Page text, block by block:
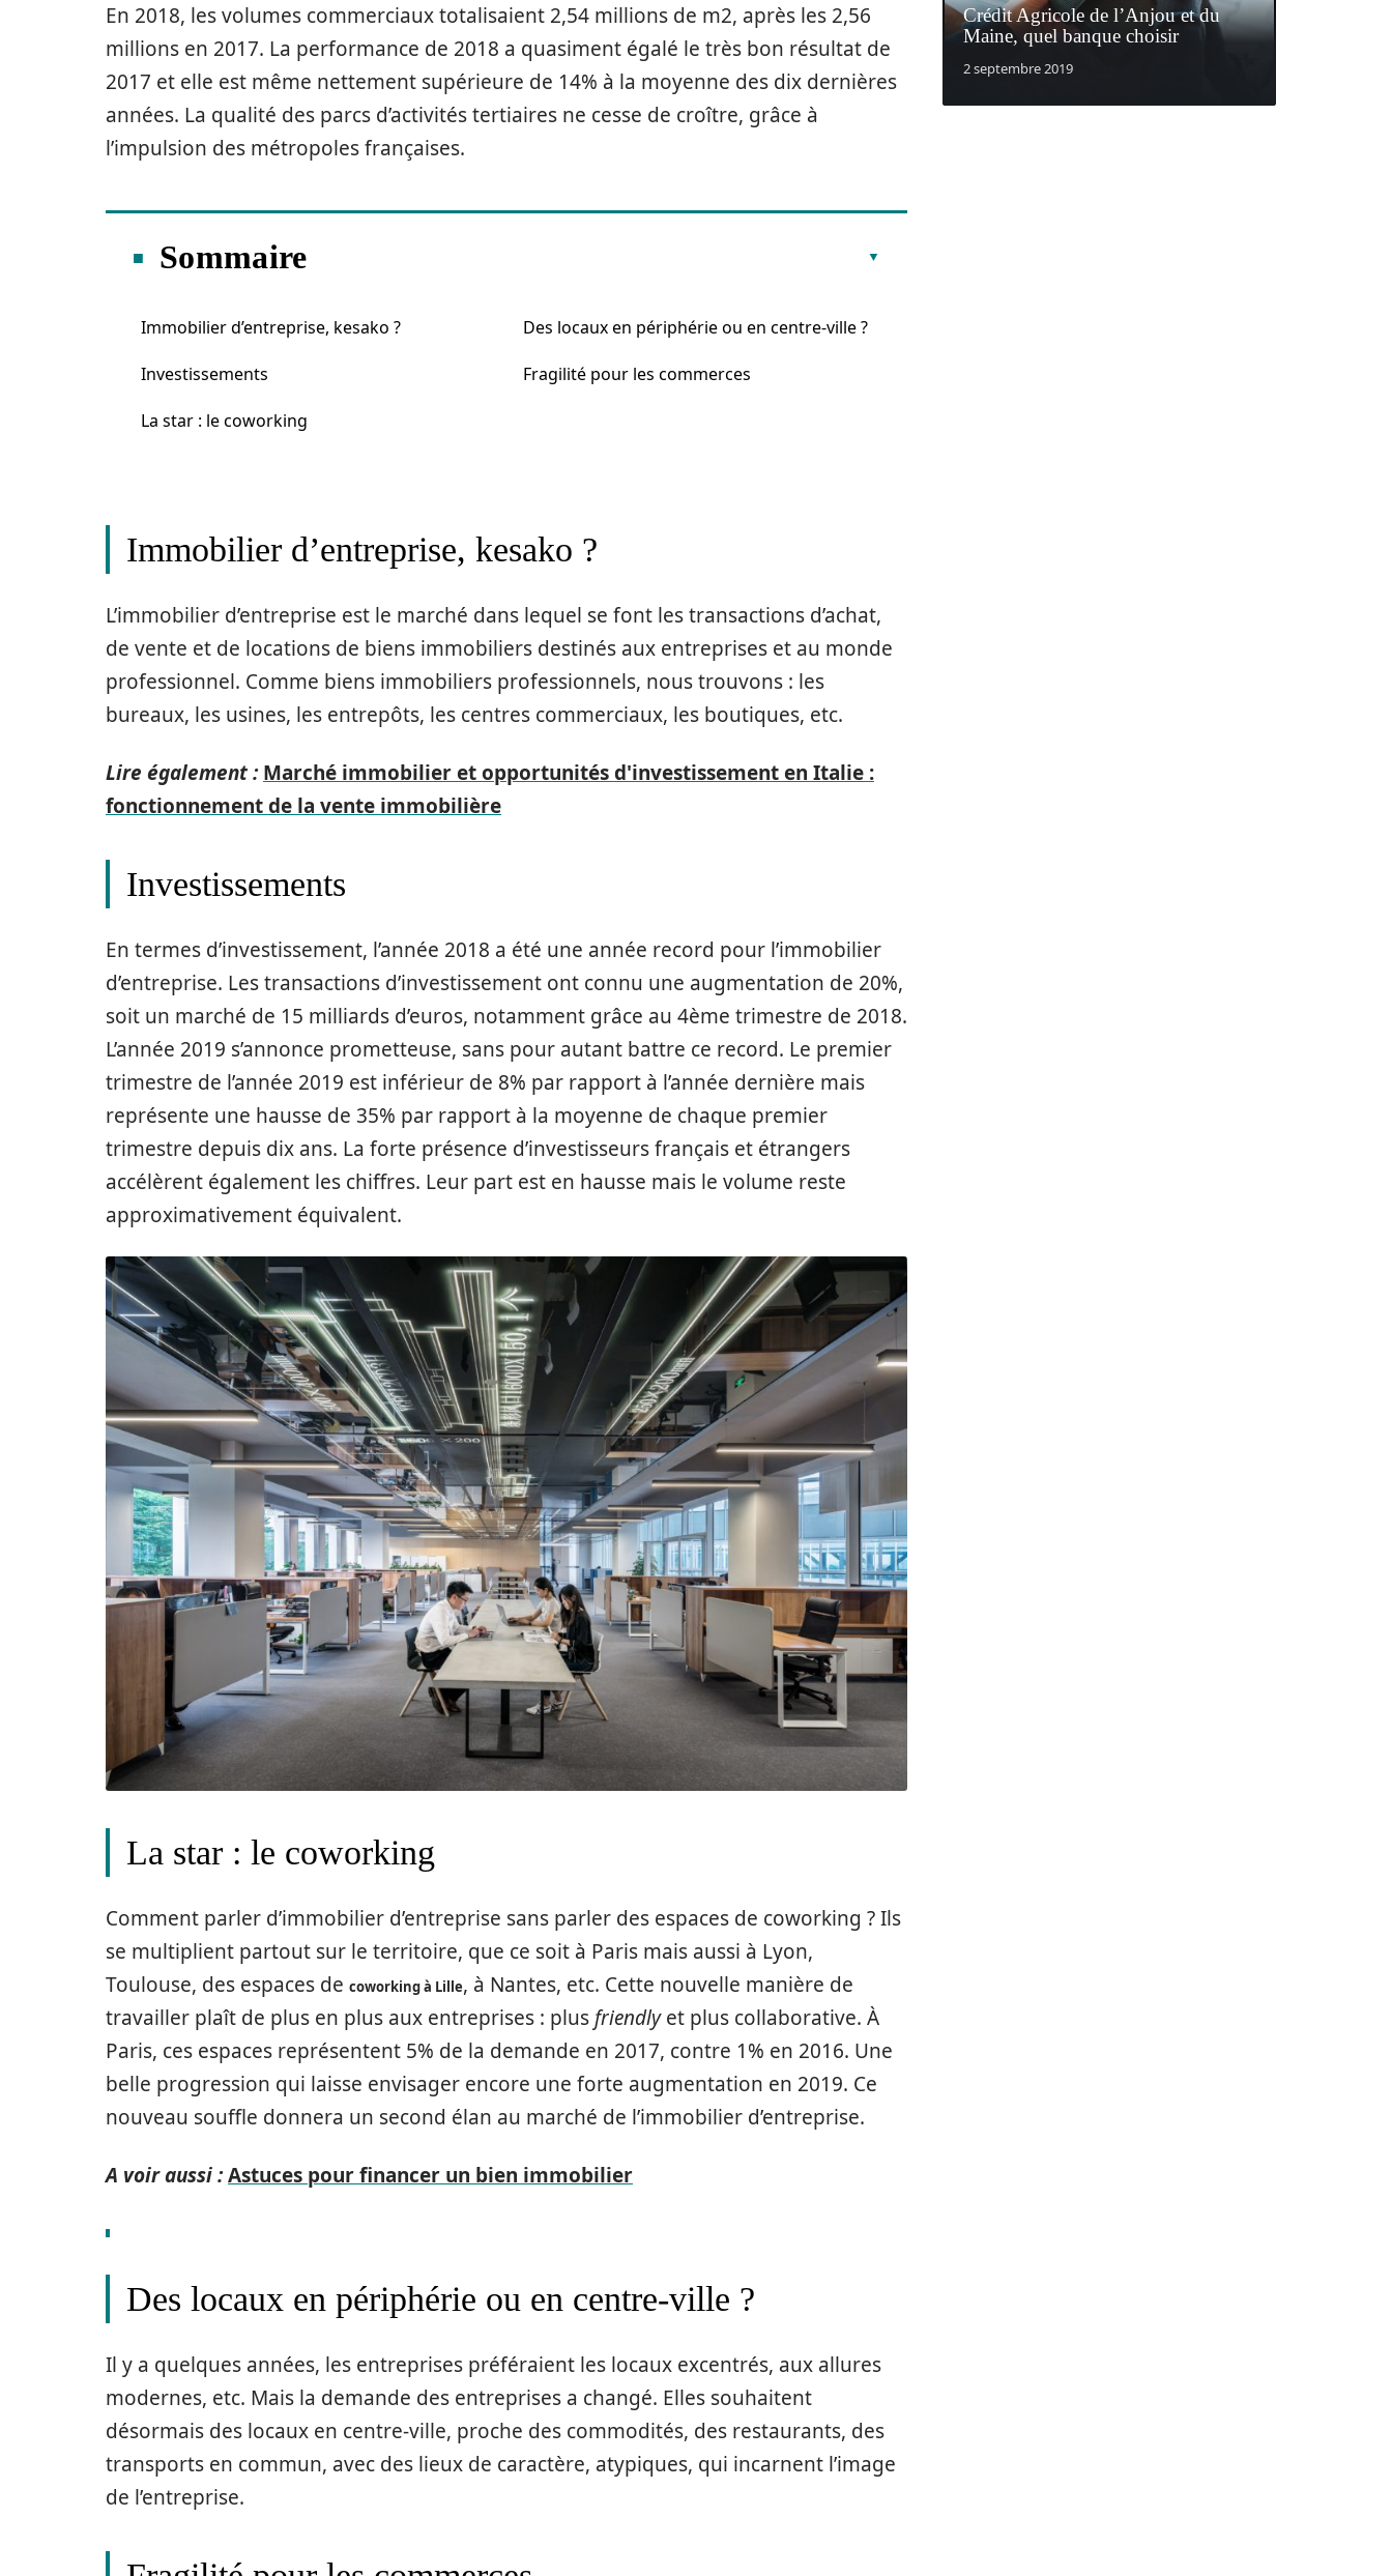
En 2018, les volumes commerciaux totalisaient 2,54 millions de m2, après les 2,56
millions en 2017. La performance de 2018 a quasiment égalé le très bon résultat de
2017 et elle est même nettement supérieure de 14% à la moyenne des dix dernières
années. La qualité des parcs d’activités tertiaires ne cesse de croître, grâce à
l’impulsion des métropoles françaises.
Sommaire
Immobilier d’entreprise, kesako ?
Investissements
La star : le coworking
Des locaux en périphérie ou en centre-ville ?
Fragilité pour les commerces
Immobilier d’entreprise, kesako ?
L’immobilier d’entreprise est le marché dans lequel se font les transactions d’achat,
de vente et de locations de biens immobiliers destinés aux entreprises et au monde
professionnel. Comme biens immobiliers professionnels, nous trouvons : les
bureaux, les usines, les entrepôts, les centres commerciaux, les boutiques, etc.
Lire également : Marché immobilier et opportunités d'investissement en Italie :
fonctionnement de la vente immobilière
Investissements
En termes d’investissement, l’année 2018 a été une année record pour l’immobilier
d’entreprise. Les transactions d’investissement ont connu une augmentation de 20%,
soit un marché de 15 milliards d’euros, notamment grâce au 4ème trimestre de 2018.
L’année 2019 s’annonce prometteuse, sans pour autant battre ce record. Le premier
trimestre de l’année 2019 est inférieur de 8% par rapport à l’année dernière mais
représente une hausse de 35% par rapport à la moyenne de chaque premier
trimestre depuis dix ans. La forte présence d’investisseurs français et étrangers
accélèrent également les chiffres. Leur part est en hausse mais le volume reste
approximativement équivalent.
La star : le coworking
Comment parler d’immobilier d’entreprise sans parler des espaces de coworking ? Ils
se multiplient partout sur le territoire, que ce soit à Paris mais aussi à Lyon,
Toulouse, des espaces de coworking à Lille, à Nantes, etc. Cette nouvelle manière de
travailler plaît de plus en plus aux entreprises : plus friendlyet plus collaborative. À
Paris, ces espaces représentent 5% de la demande en 2017, contre 1% en 2016. Une
belle progression qui laisse envisager encore une forte augmentation en 2019. Ce
nouveau souffle donnera un second élan au marché de l’immobilier d’entreprise.
A voir aussi :Astuces pour financer un bien immobilier
Des locaux en périphérie ou en centre-ville ?
Il y a quelques années, les entreprises préféraient les locaux excentrés, aux allures
modernes, etc. Mais la demande des entreprises a changé. Elles souhaitent
désormais des locaux en centre-ville, proche des commodités, des restaurants, des
transports en commun, avec des lieux de caractère, atypiques, qui incarnent l’image
de l’entreprise.
Crédit Agricole de l’Anjou et du
Maine, quel banque choisir
2 septembre 2019